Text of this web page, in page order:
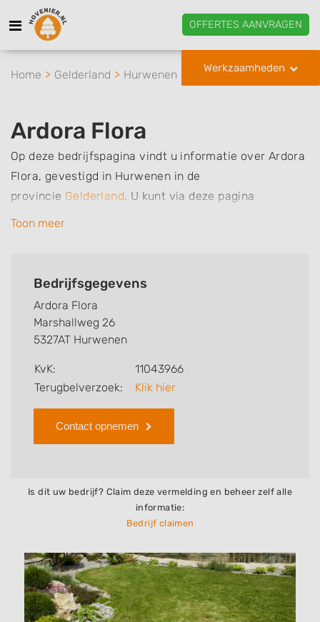
OFFERTES AANVRAGEN
Werkzaamheden
Home Gelderland Hurwenen Ardora Flora
Ardora Flora
Op deze bedrijfspagina vindt u informatie over Ardora
Flora, gevestigd in Hurwenen in de
provincie Gelderland. U kunt via deze pagina
eenvoudig contact met het bedrijf opnemen door te
kunt u snel zien welke zaken Ardora Flora voor u kan
achterlaten als u al ervaring heeft met dit bedrijf.
Zoekt u een ander bedrijf? Bekijk dan andere
hoveniers en bedrijven inHurwenen
Toon meer
Bedrijfsgegevens
Ardora Flora
Marshallweg 26
5327AT Hurwenen
KvK:
11043966
Terugbelverzoek:
Klik hier
Contact opnemen
Is dit uw bedrijf? Claim deze vermelding en beheer zelf alle
informatie:
Bedrijf claimen